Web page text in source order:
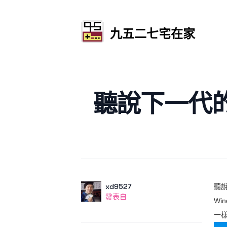
九五二七宅在家
聽說下一代
作者 使用者
xd9527
發表自
發表自
聽
一